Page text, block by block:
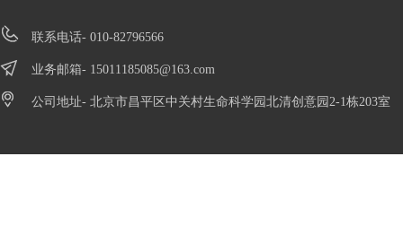
联系电话- 010-82796566
业务邮箱- 15011185085@163.com
公司地址- 北京市昌平区中关村生命科学园北清创意园2-1栋203室